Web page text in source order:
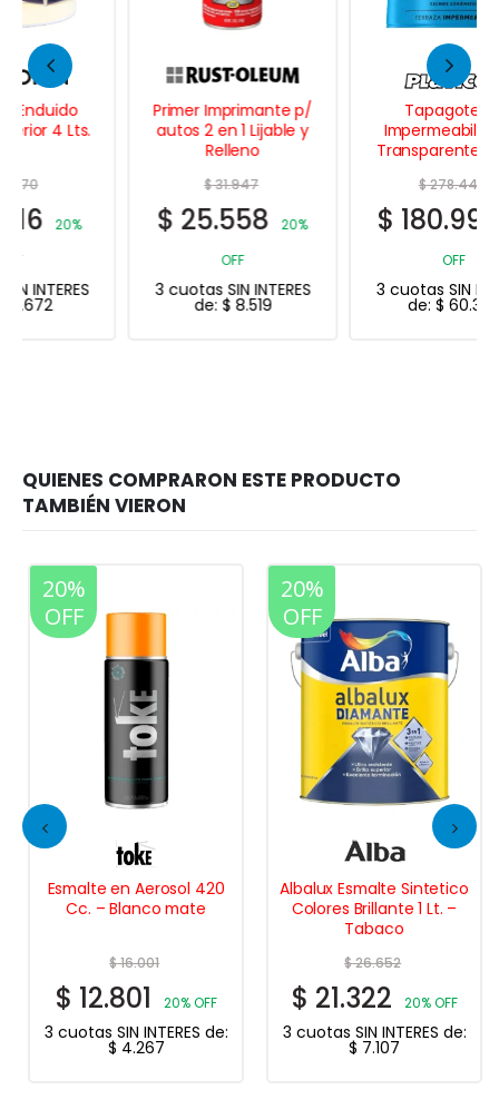
Primer Imprimante p/
autos 2 en 1 Lijable y
$25.558
20%
3 cuotas SIN INTERES
Tapagoteras
Impermeabilizante
Transparente 20 Lts.
$180.991
35%
3 cuotas SIN INTERES
20%
OFF
Esmalte en Aerosol 420
Cc. – Blanco mate
$16.001
$ 12.801 20% OFF
3 cuotas SIN INTERES de:
$ 4.267
20%
OFF
Albalux Esmalte Sintetico
Colores Brillante 1 Lt. –
Tabaco
$26.652
$ 21.322 20% OFF
3 cuotas SIN INTERES de:
$ 7.107